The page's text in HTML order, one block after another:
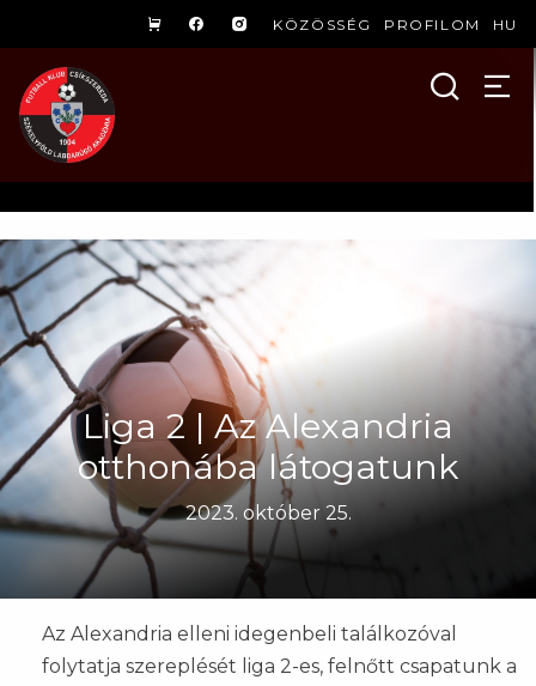
KÖZÖSSÉG PROFILOM HU
Liga 2 | Az Alexandria
otthonába látogatunk
2023. október 25.
Az Alexandria elleni idegenbeli találkozóval
folytatja szereplését liga 2-es, felnőtt csapatunk a